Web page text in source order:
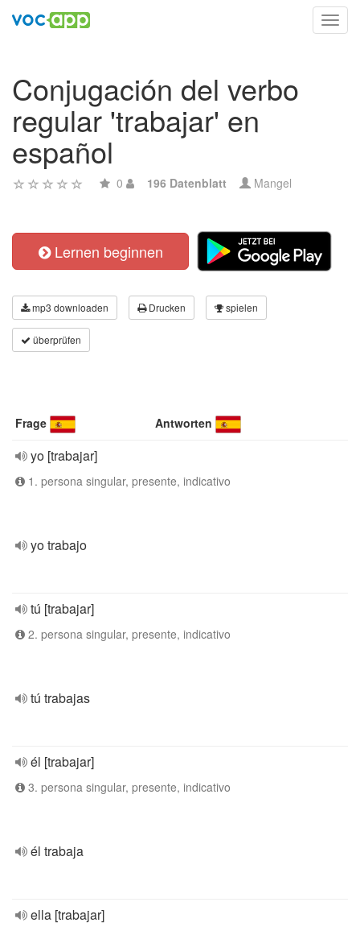
Conjugación del verbo
regular 'trabajar' en
español
0 196 Datenblatt Mangel
Lernen beginnen
mp3 downloaden Drucken spielen
überprüfen
Frage Antworten
yo [trabajar]
1. persona singular, presente, indicativo
yo trabajo
tú [trabajar]
2. persona singular, presente, indicativo
tú trabajas
él [trabajar]
3. persona singular, presente, indicativo
él trabaja
ella [trabajar]